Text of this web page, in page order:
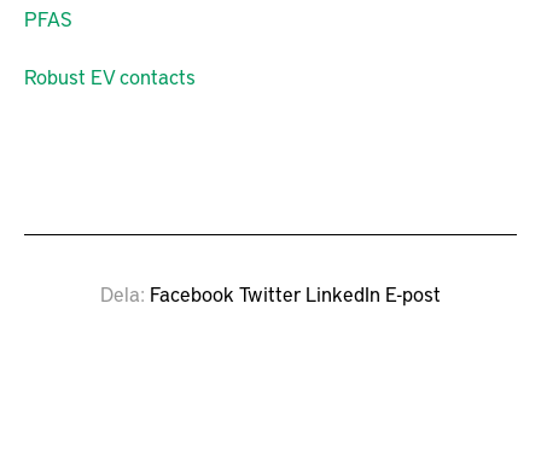
PFAS
Robust EV contacts
Dela Facebook Twitter LinkedIn E-post